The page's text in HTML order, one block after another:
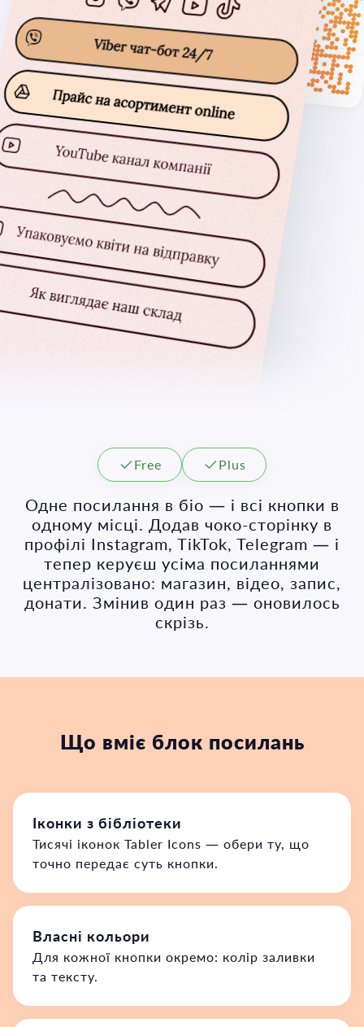
Free Plus
Одне посилання в біо — і всі кнопки в
одному місці. Додав чоко-сторінку в
профілі Instagram, TikTok, Telegram — і
тепер керуєш усіма посиланнями
централізовано: магазин, відео, запис,
донати. Змінив один раз — оновилось
скрізь.
Що вміє блок посилань
Іконки з бібліотеки
Тисячі іконок Tabler Icons — обери ту, що
точно передає суть кнопки.
Власні кольори
Для кожної кнопки окремо: колір заливки
та тексту.